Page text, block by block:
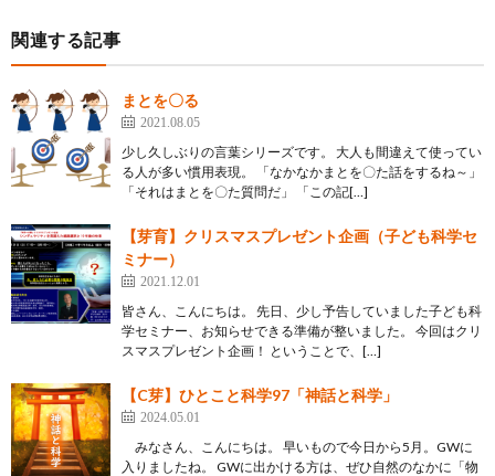
関連する記事
まとを〇る
2021.08.05
少し久しぶりの言葉シリーズです。 大人も間違えて使ってい
る人が多い慣用表現。 「なかなかまとを〇た話をするね～」
「それはまとを〇た質問だ」 「この記[…]
【芽育】クリスマスプレゼント企画（子ども科学セ
ミナー）
2021.12.01
皆さん、こんにちは。 先日、少し予告していました子ども科
学セミナー、お知らせできる準備が整いました。 今回はクリ
スマスプレゼント企画！ ということで、[…]
【C芽】ひとこと科学97「神話と科学」
2024.05.01
みなさん、こんにちは。 早いもので今日から5月。GWに
入りましたね。 GWに出かける方は、ぜひ自然のなかに「物